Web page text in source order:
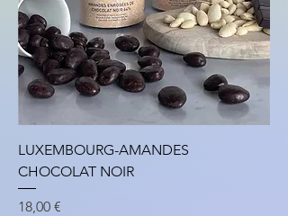
LUXEMBOURG-AMANDES
CHOCOLAT NOIR
Prix
18,00 €